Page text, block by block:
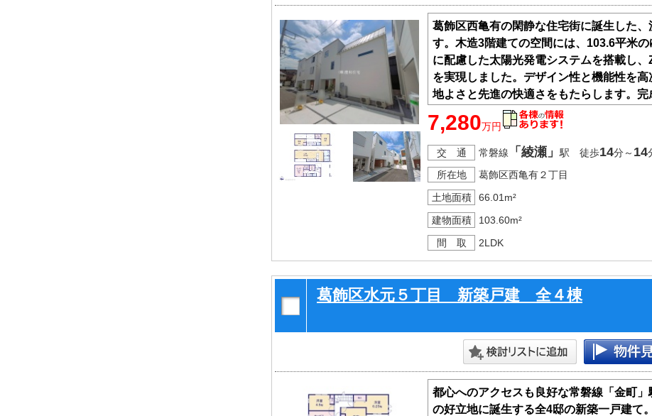
葛飾区西亀有の閑静な住宅街に誕生した
す。木造3階建ての空間には、103.6平米
に配慮した太陽光発電システムを搭載し
を実現しました。デザイン性と機能性を
地よさと先進の快適さをもたらします。
を持って暮らせる、次世代の住まいをぜひ
7,280万円
交 通 常磐線 「綾瀬」 駅 徒歩14分～ 14
所在地
葛飾区西亀有２丁目
土地面積
66.01m²
建物面積
103.60m²
間 取
2LDK
葛飾区水元５丁目 新築戸建 全４棟
都心へのアクセスも良好な常磐線「金町
の好立地に誕生する全4邸の新築一戸建て。